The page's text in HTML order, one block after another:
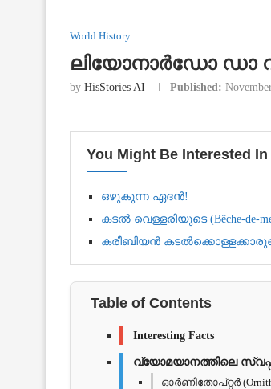
World History
ലിയോനാർഡോ ഡാ
by HisStories AI Published:
You Might Be Interested In
ഒഴുകുന്ന ഏദന്‍!
കടൽ വെള്ളരിയുടെ (Bêche-
കരീബിയൻ
Table of Contents
Interesting Facts
വ്യോമയാനത്തിലെ
ഓർണിതോപ്റ്റർ